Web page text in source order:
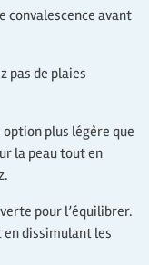
convalescence avant
pas de plaies
plus légère que
la peau tout en
pour l’équilibrer.
dissimulant les